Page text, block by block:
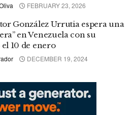
FEBRUARY 23, 2026
González Urrutia espera una
en Venezuela con su
10 de enero
DECEMBER 19, 2024